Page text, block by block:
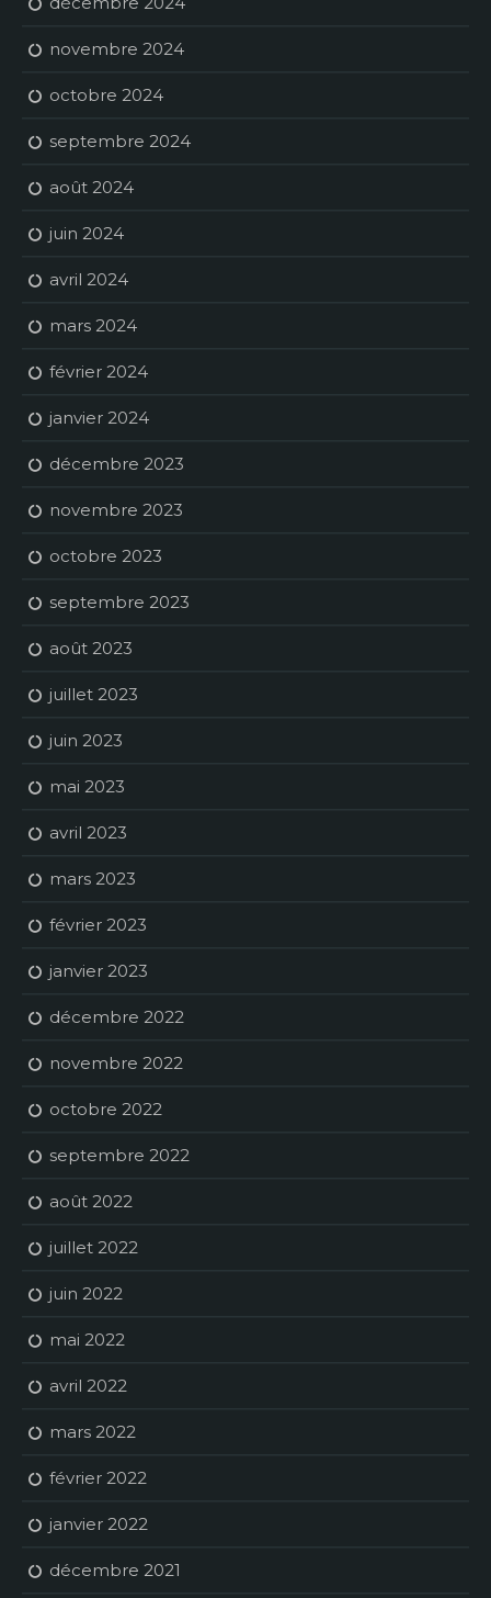
novembre 2024
octobre 2024
septembre 2024
août 2024
juin 2024
avril 2024
mars 2024
février 2024
janvier 2024
décembre 2023
novembre 2023
octobre 2023
septembre 2023
août 2023
juillet 2023
juin 2023
mai 2023
avril 2023
mars 2023
février 2023
janvier 2023
décembre 2022
novembre 2022
octobre 2022
septembre 2022
août 2022
juillet 2022
juin 2022
mai 2022
avril 2022
mars 2022
février 2022
janvier 2022
décembre 2021